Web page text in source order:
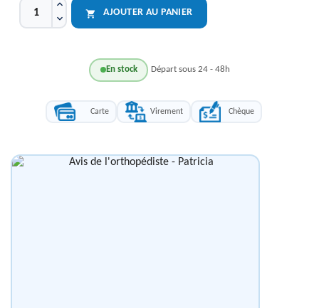
 AJOUTER AU PANIER
En stock Départ sous 24 - 48h
Carte Virement Chèque